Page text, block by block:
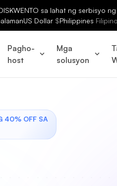
sa lahat ng serbisyo
US Dollar $Philippines Filipino
Pagho-
host
Mga
solusyon
40% OFF SA